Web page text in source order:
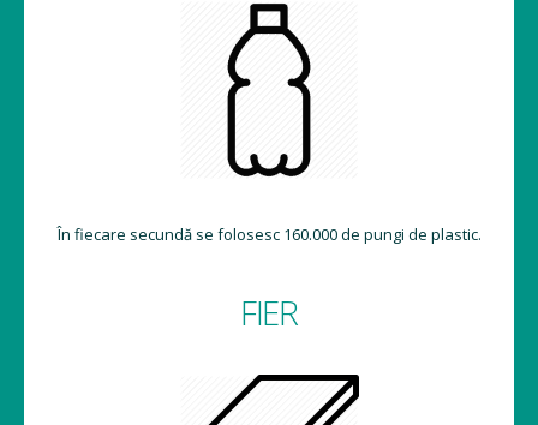
În fiecare secundă se folosesc 160.000 de pungi de plastic.
FIER